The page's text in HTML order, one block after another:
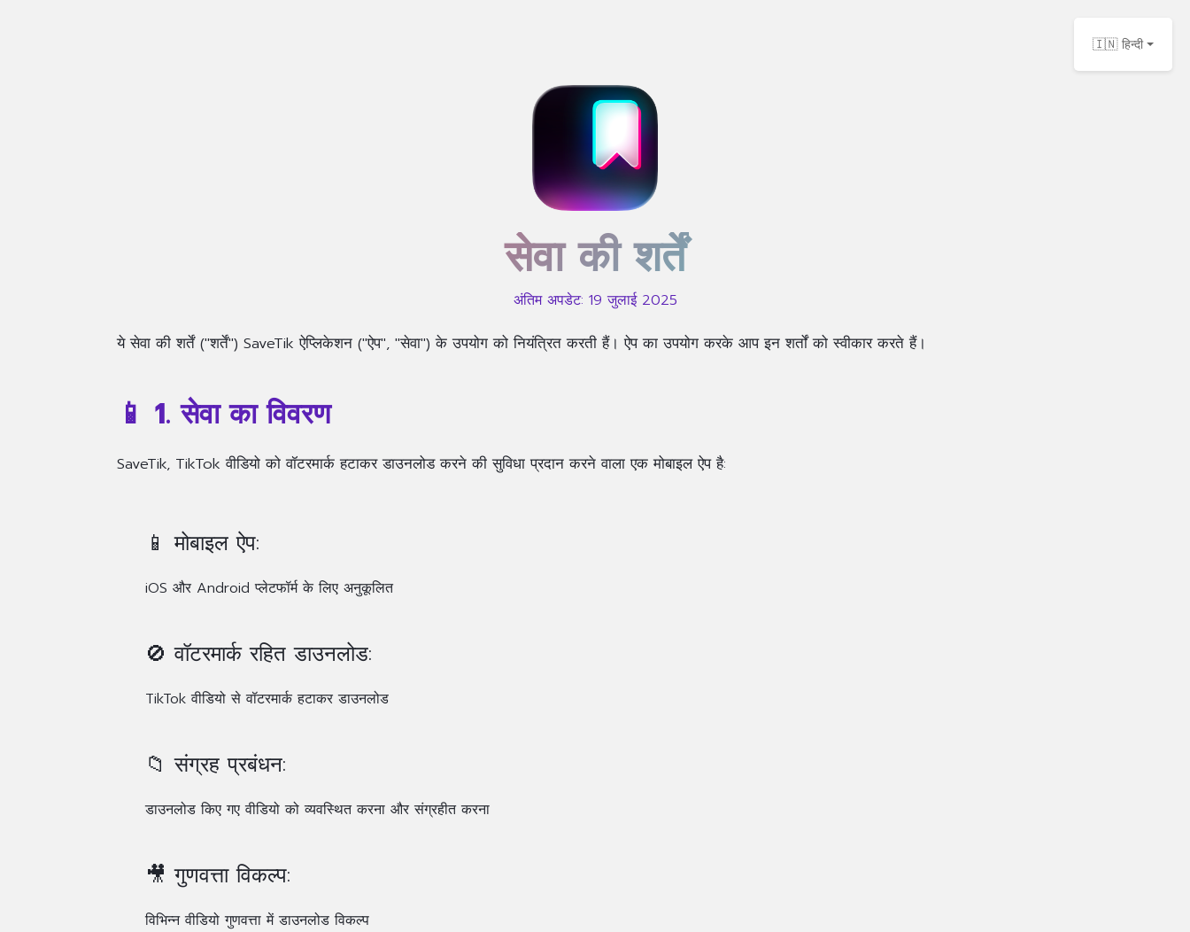
🇮🇳 हिन्दी
सेवा की शर्तें
अंतिम अपडेट: 19 जुलाई 2025
ये सेवा की शर्तें ("शर्तें") SaveTik ऐप्लिकेशन ("ऐप", "सेवा") के उपयोग को नियंत्रित करती हैं। ऐप का उपयोग करके आप इन शर्तों को स्वीकार करते हैं।
📱 1. सेवा का विवरण
SaveTik, TikTok वीडियो को वॉटरमार्क हटाकर डाउनलोड करने की सुविधा प्रदान करने वाला एक मोबाइल ऐप है:
📱 मोबाइल ऐप:
iOS और Android प्लेटफॉर्म के लिए अनुकूलित
🚫 वॉटरमार्क रहित डाउनलोड:
TikTok वीडियो से वॉटरमार्क हटाकर डाउनलोड
📁 संग्रह प्रबंधन:
डाउनलोड किए गए वीडियो को व्यवस्थित करना और संग्रहीत करना
🎥 गुणवत्ता विकल्प:
विभिन्न वीडियो गुणवत्ता में डाउनलोड विकल्प